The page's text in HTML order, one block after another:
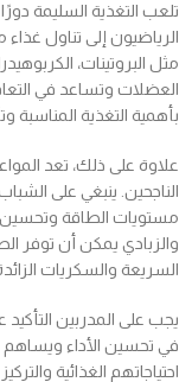
تلعب التغذية السليمة
الرياضيون إلى تناول
مثل البروتينات،
العضلات وتساعد في
بأهمية التغذية المناسبة
علاوة على ذلك، تعد
الناجحين. ينبغي على
مستويات الطاقة وتحسين
والزبادي يمكن أن توفر
السريعة والسكريات
يجب على المدربين
في تحسين الأداء ويساهم
احتياجاتهم الغذائية